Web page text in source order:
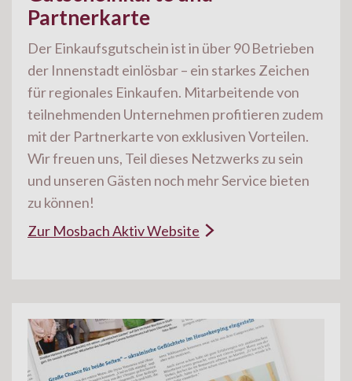
Partnerkarte
Der Einkaufsgutschein ist in über 90 Betrieben
der Innenstadt einlösbar – ein starkes Zeichen
für regionales Einkaufen. Mitarbeitende von
teilnehmenden Unternehmen profitieren zudem
mit der Partnerkarte von exklusiven Vorteilen.
Wir freuen uns, Teil dieses Netzwerks zu sein
und unseren Gästen noch mehr Service bieten
zu können!
Zur Mosbach Aktiv Website 